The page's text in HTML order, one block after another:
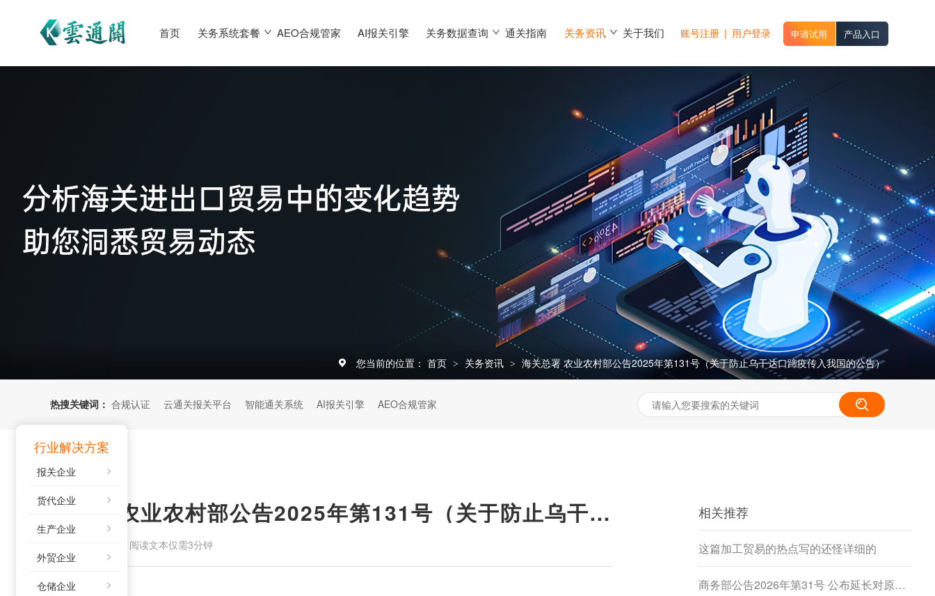
首页 关务系统套餐 AEO合规管家 AI报关引擎 关务数据查询 通关指南 关务资讯 关于我们 账号注册 | 用户登录 申请试用 产品入口
行业解决方案
报关企业
货代企业
生产企业
外贸企业
仓储企业
您当前的位置： 首页 > 关务资讯 > 海关总署 农业农村部公告2025年第131号（关于防止乌干达口蹄疫传入我国的公告）
热搜关键词： 合规认证 云通关报关平台 智能通关系统 AI报关引擎 AEO合规管家
海关总署 农业农村部公告2025年第131号（关于防止乌干达口蹄疫传入我国的公告）
阅读文本仅需3分钟
相关推荐
这篇加工贸易的热点写的还怪详细的
商务部公告2026年第31号 公布延长对原产于加拿大的进口豌豆淀粉反倾销调查期限决定